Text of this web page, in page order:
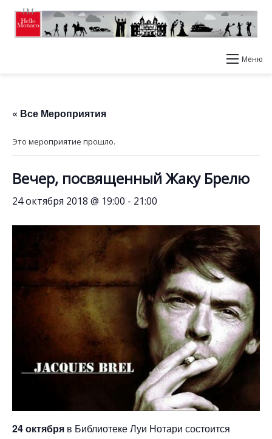
Меню
« Все Мероприятия
Это мероприятие прошло.
Вечер, посвященный Жаку Брелю
24 октября 2018 @ 19:00 - 21:00
24 октября в Библиотеке Луи Нотари состоится